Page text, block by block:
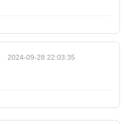
2024-09-28 22:03:35